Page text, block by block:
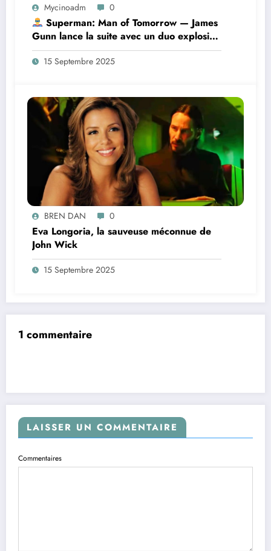
Mycinoadm 0
Superman: Man of Tomorrow — James
Gunn lance la suite avec un duo explosif
Superman / Lex Luthor
15 Septembre 2025
BREN DAN 0
Eva Longoria, la sauveuse méconnue de
John Wick
15 Septembre 2025
1 commentaire
LAISSER UN COMMENTAIRE
Commentaires